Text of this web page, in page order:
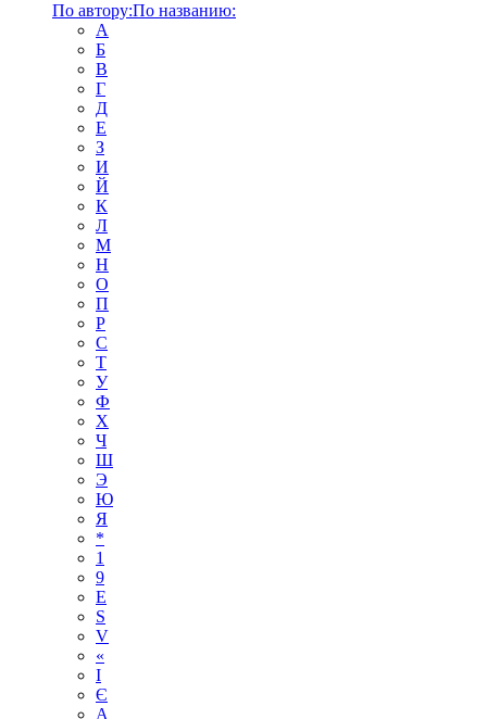
По автору:По названию:
А
Б
В
Г
Д
Е
З
И
Й
К
Л
М
Н
О
П
Р
С
Т
У
Ф
Х
Ч
Ш
Э
Ю
Я
*
1
9
E
S
V
«
І
Є
А